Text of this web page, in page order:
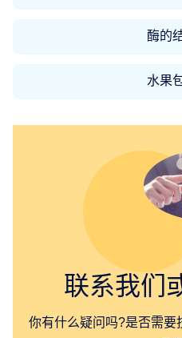
酶的
水果
联系我们
你有什么疑问吗?是否需要